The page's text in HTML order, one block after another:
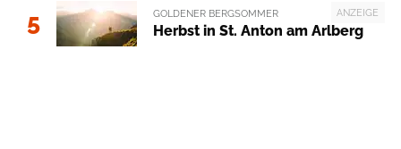
5 ANZEIGE
GOLDENER BERGSOMMER
Herbst in St. Anton am Arlberg